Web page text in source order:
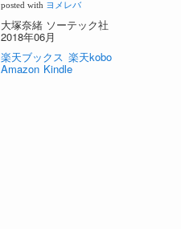
posted with ヨメレバ
大塚奈緒 ソーテック社
2018年06月
楽天ブックス 楽天kobo
Amazon Kindle